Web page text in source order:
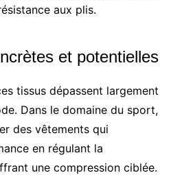
aux plis.
et potentielles
tissus dépassent largement
Dans le domaine du sport,
des vêtements qui
en régulant la
une compression ciblée.